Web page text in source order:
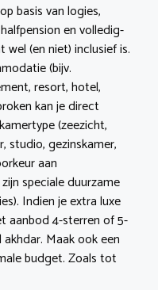
basis van logies,
en volledig-
wel (en niet) inclusief is.
(bijv.
resort, hotel,
kan je direct
(zeezicht,
studio, gezinskamer,
aan
speciale duurzame
Indien je extra luxe
aanbod 4-sterren of 5-
Maak ook een
budget. Zoals tot